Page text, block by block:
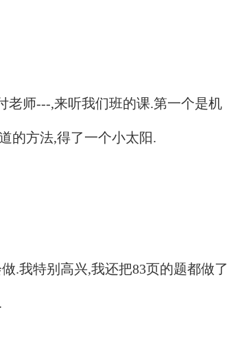
老师---,来听我们班的课.第一个是机
的方法,得了一个小太阳.
.我特别高兴,我还把83页的题都做了